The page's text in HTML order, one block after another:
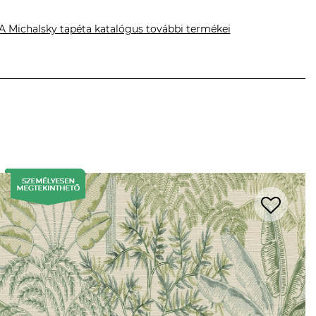
Michalsky tapéta katalógus további termékei